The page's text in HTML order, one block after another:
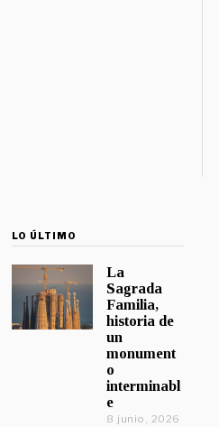
LO ÚLTIMO
La
Sagrada
Familia,
historia de
un
monument
o
interminabl
e
8 junio, 2026